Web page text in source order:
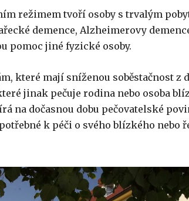
režimem tvoří osoby s trvalým
demence, Alzheimerovy
pomoc jiné fyzické osoby.
které mají sníženou soběstačnost z
jinak pečuje rodina nebo osoba
na dočasnou dobu pečovatelské
k péči o svého blízkého nebo